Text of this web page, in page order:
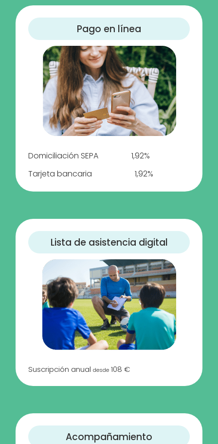
Pago en línea
Domiciliación SEPA 1,92%
Tarjeta bancaria 1,92%
Lista de asistencia digital
Suscripción anual desde108 €
Acompañamiento